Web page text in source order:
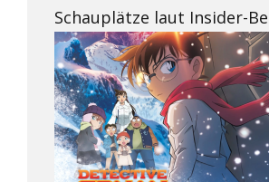
Schauplätze laut Insider-